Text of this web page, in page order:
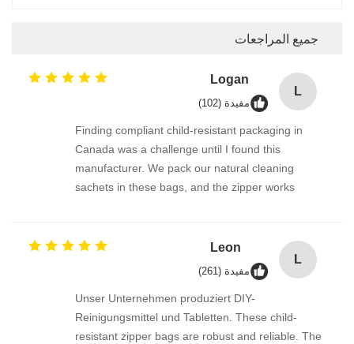
جميع المراجعات
L
Logan
مفيدة (102)
Finding compliant child-resistant packaging in
Canada was a challenge until I found this
manufacturer. We pack our natural cleaning
sachets in these bags, and the zipper works
beautifully. Fast shipping, excellent print quality,
and fantastic support from the team.
L
Leon
مفيدة (261)
Unser Unternehmen produziert DIY-
Reinigungsmittel und Tabletten. These child-
resistant zipper bags are robust and reliable. The